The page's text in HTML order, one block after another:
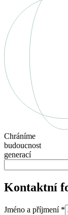
Chráníme
budoucnost
generací
Kontaktní
Jméno a příjmení *